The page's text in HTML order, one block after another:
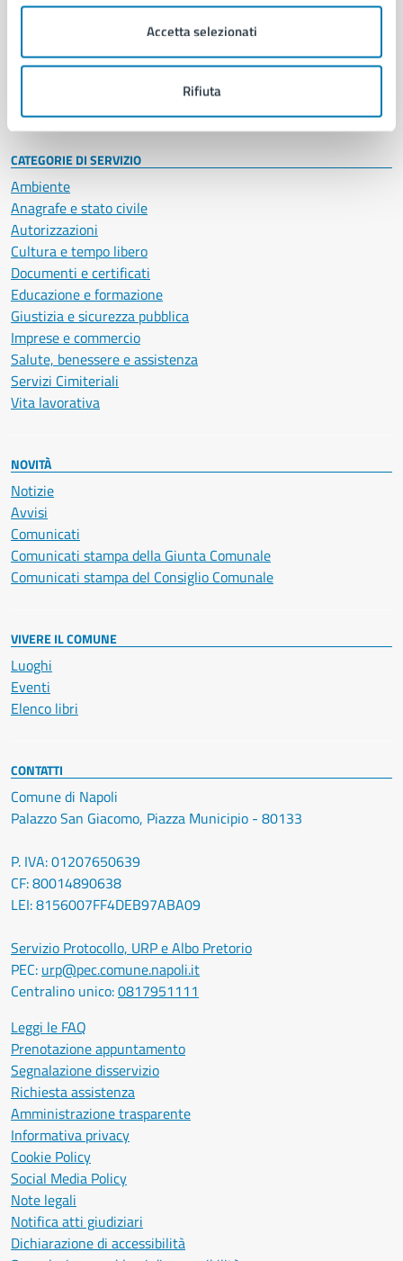
Accetta selezionati
Rifiuta
Enti e fondazioni
Personale amministrativo
Intranet, posta aziendale e protocollo
CATEGORIE DI SERVIZIO
Ambiente
Anagrafe e stato civile
Autorizzazioni
Cultura e tempo libero
Documenti e certificati
Educazione e formazione
Giustizia e sicurezza pubblica
Imprese e commercio
Salute, benessere e assistenza
Servizi Cimiteriali
Vita lavorativa
NOVITÀ
Notizie
Avvisi
Comunicati
Comunicati stampa della Giunta Comunale
Comunicati stampa del Consiglio Comunale
VIVERE IL COMUNE
Luoghi
Eventi
Elenco libri
CONTATTI
Comune di Napoli
Palazzo San Giacomo, Piazza Municipio - 80133
P. IVA: 01207650639
CF: 80014890638
LEI: 8156007FF4DEB97ABA09
Servizio Protocollo, URP e Albo Pretorio
PEC: urp@pec.comune.napoli.it
Centralino unico:0817951111
Leggi le FAQ
Prenotazione appuntamento
Segnalazione disservizio
Richiesta assistenza
Amministrazione trasparente
Informativa privacy
Cookie Policy
Social Media Policy
Note legali
Notifica atti giudiziari
Dichiarazione di accessibilità